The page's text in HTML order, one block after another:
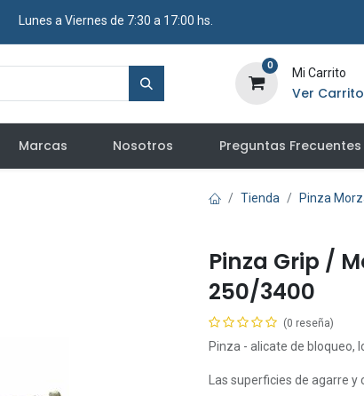
​ Lunes a Viernes de 7:30 a 17:00 hs.
0
Mi Carrito
Ver Carrito
Marcas Nosotros Preguntas Frecuentes
Tienda Pinza
Pinza Grip /
250/3400
(0 reseña)
Pinza - alicate de bloqueo,
Las superficies de agarre